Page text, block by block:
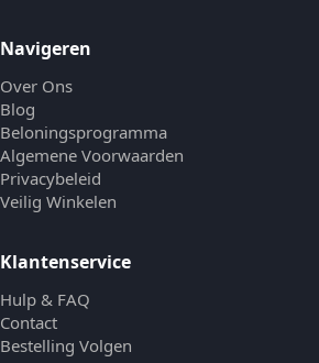
Navigeren
Over Ons
Blog
Beloningsprogramma
Algemene Voorwaarden
Privacybeleid
Veilig Winkelen
Klantenservice
Hulp & FAQ
Contact
Bestelling Volgen